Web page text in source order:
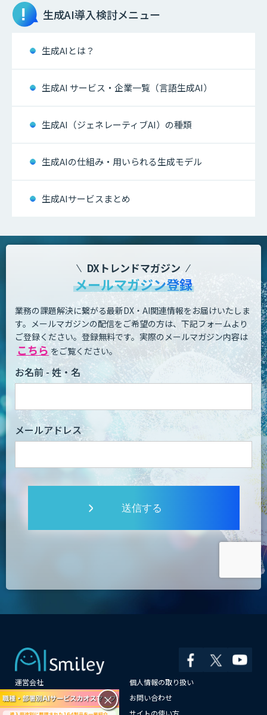
生成AI導入検討メニュー
生成AIとは？
生成AI サービス・企業一覧（言語生成AI）
生成AI（ジェネレーティブAI）の種類
生成AIの仕組み・用いられる生成モデル
生成AIサービスまとめ
DXトレンドマガジン
メールマガジン登録
業務の課題解決に繋がる最新DX・AI関連情報をお届けいたしま
す。 メールマガジンの配信をご希望の方は、下記フォームより
ご登録ください。登録無料です。 実際のメールマガジン内容は
こちら をご覧ください。
お名前 - 姓・名
メールアドレス
送信する
運営会社
個人情報の取り扱い
よくある質問
お問い合わせ
×